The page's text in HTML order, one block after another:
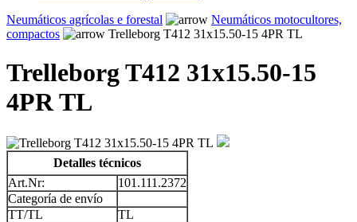
Neumáticos agrícolas e forestal
Neumáticos motocultores,
compactos
Trelleborg T412 31x15.50-15 4PR TL
Trelleborg T412 31x15.50-15
4PR TL
Detalles técnicos
Art.Nr:
101.111.2372
Categoría de envío
TT/TL
TL